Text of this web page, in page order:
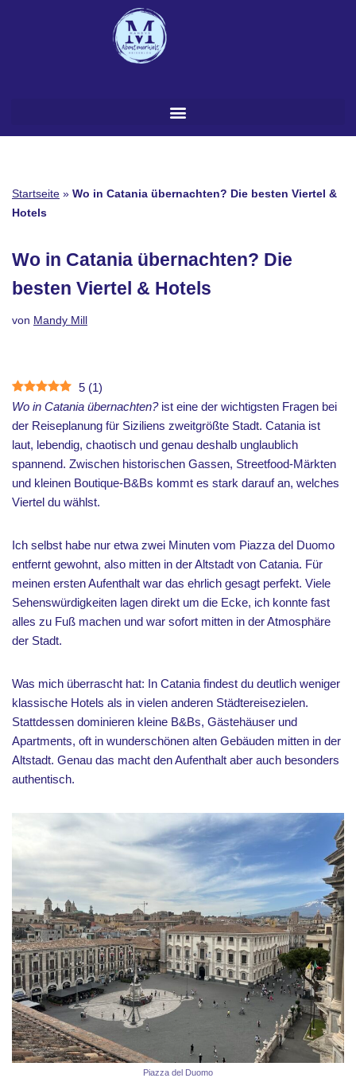
Startseite » Wo in Catania übernachten? Die besten Viertel &
Hotels
Wo in Catania übernachten? Die
besten Viertel & Hotels
von Mandy Mill
5 (1)
Wo in Catania übernachten?ist eine der wichtigsten Fragen bei
der Reiseplanung für Siziliens zweitgrößte Stadt. Catania ist
laut, lebendig, chaotisch und genau deshalb unglaublich
spannend. Zwischen historischen Gassen, Streetfood-Märkten
und kleinen Boutique-B&Bs kommt es stark darauf an, welches
Viertel du wählst.
Ich selbst habe nur etwa zwei Minuten vom Piazza del Duomo
entfernt gewohnt, also mitten in der Altstadt von Catania. Für
meinen ersten Aufenthalt war das ehrlich gesagt perfekt. Viele
Sehenswürdigkeiten lagen direkt um die Ecke, ich konnte fast
alles zu Fuß machen und war sofort mitten in der Atmosphäre
der Stadt.
Was mich überrascht hat: In Catania findest du deutlich weniger
klassische Hotels als in vielen anderen Städtereisezielen.
Stattdessen dominieren kleine B&Bs, Gästehäuser und
Apartments, oft in wunderschönen alten Gebäuden mitten in der
Altstadt. Genau das macht den Aufenthalt aber auch besonders
authentisch.
Piazza del Duomo